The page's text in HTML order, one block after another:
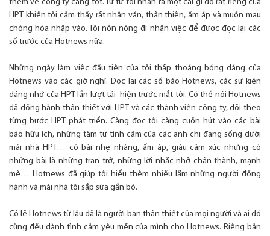
thêm về công ty càng tốt. Từ từ tôi nhận ra một cái gì đó rất riêng của
HPT khiến tôi cảm thấy rất nhân văn, thân thiện, ấm áp và muốn mau
chóng hòa nhập vào. Tôi nôn nóng đi nhận việc để được đọc lại các
số trước của Hotnews nữa.
Những ngày làm việc đầu tiên của tôi thấp thoáng bóng dáng của
Hotnews vào các giờ nghỉ. Đọc lại các số báo Hotnews, các sự kiện
đáng nhớ của HPT lần lượt tái hiện trước mắt tôi. Có thể nói Hotnews
đã đồng hành thân thiết với HPT và các thành viên công ty, dõi theo
từng bước HPT phát triển. Càng đọc tôi càng cuốn hút vào các bài
báo hữu ích, những tâm tư tình cảm của các anh chị đang sống dưới
mái nhà HPT… có bài nhẹ nhàng, ấm áp, giàu cảm xúc nhưng có
những bài là những trăn trở, những lời nhắc nhở chân thành, mạnh
mẽ… Hotnews đã giúp tôi hiểu thêm nhiều lắm những người đồng
hành và mái nhà tôi sắp sửa gắn bó.
Có lẽ Hotnews từ lâu đã là người bạn thân thiết của mọi người và ai đó
cũng đều dành tình cảm yêu mến của mình cho Hotnews. Riêng bản